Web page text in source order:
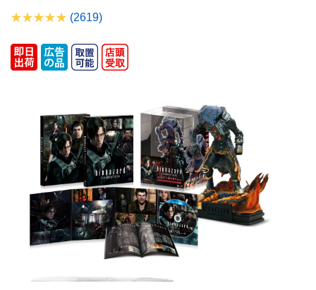
(2619)